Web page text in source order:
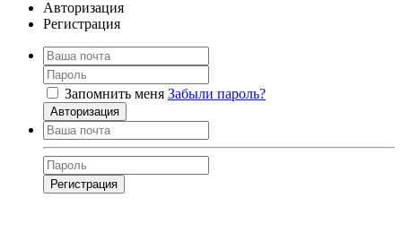
Авторизация
Регистрация
Запомнить меня Забыли пароль?
Авторизация
Регистрация